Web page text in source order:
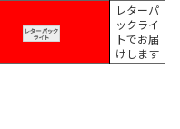
レターパ
ックライ
トでお届
けします